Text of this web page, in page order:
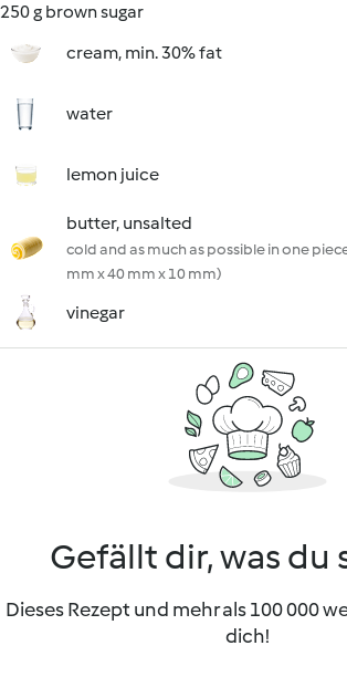
250 g brown sugar
cream, min. 30% fat
water
lemon juice
butter, unsalted
cold and as much as possible in one
mm x 40 mm x 10 mm)
vinegar
Gefällt dir, was du
Dieses Rezept und mehr als 100 000
dich!